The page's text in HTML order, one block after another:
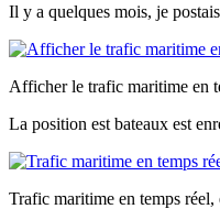
Il y a quelques mois, je
Afficher le trafic maritime en
La position est bateaux est
Trafic maritime en temps